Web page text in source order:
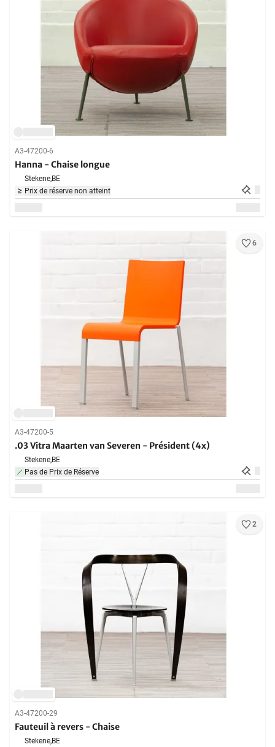
A3-47200-6
Hanna - Chaise longue
Stekene,BE
Prix de réserve non atteint
6
A3-47200-5
.03 Vitra Maarten van Severen - Président (4x)
Stekene,BE
Pas de Prix de Réserve
2
A3-47200-29
Fauteuil à revers - Chaise
Stekene,BE